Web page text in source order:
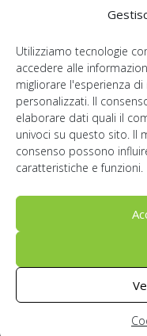
Utilizziamo tecnologie
accedere alle
migliorare l'esperienza
personalizzati. Il
elaborare dati quali il
univoci su questo sito. Il
consenso possono
caratteristiche e funzioni.
ROMA: Via Casilina 98,
Contattaci: